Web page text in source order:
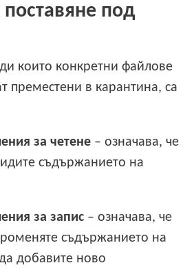
под
които конкретни файлове
преместени в карантина, са
за четене – означава, че
съдържанието на
за запис – означава, че
съдържанието на
добавите ново